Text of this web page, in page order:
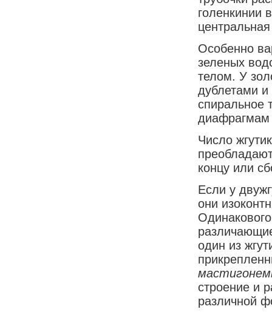
голенкинии
Особенно
зеленых
телом. У
дублетами и
спиральное
диафрагмам
Число
концу или
Если у
они
один из
строение и
различной